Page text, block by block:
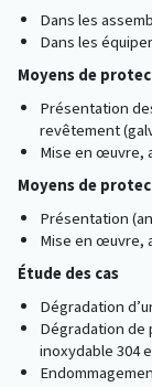
Dans les
Dans les
Moyens de
Présentation
revêtement
Mise en œuvre,
Moyens de
Présentation
Mise en œuvre,
Étude des cas
Dégradation
Dégradation de
inoxydable 304